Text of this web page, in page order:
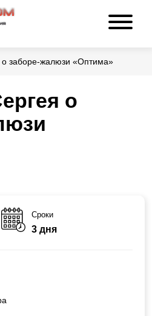
о заборе-жалюзи «Оптима»
о
Сроки
3 дня